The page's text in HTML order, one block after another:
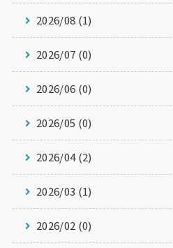
2026/08 (1)
2026/07 (0)
2026/06 (0)
2026/05 (0)
2026/04 (2)
2026/03 (1)
2026/02 (0)